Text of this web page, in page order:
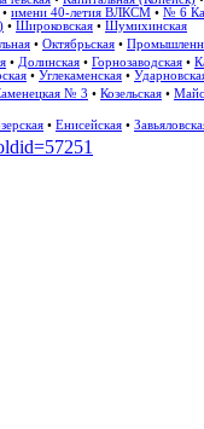
• имени 40-летия ВЛКСМ • № 6
• Широковская • Шумихинская
• Октябрьская •
• Долинская • Горнозаводская •
• Углекаменская •
№ 3 • Козельская •
• Енисейская •